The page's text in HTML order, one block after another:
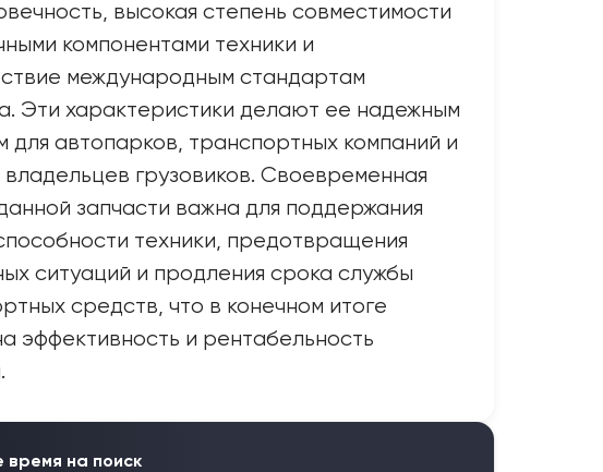
высокая степень совместимости
компонентами техники и
международным стандартам
Эти характеристики делают ее надежным
для автопарков, транспортных компаний и
владельцев грузовиков. Своевременная
запчасти важна для поддержания
техники, предотвращения
ситуаций и продления срока службы
средств, что в конечном итоге
эффективность и рентабельность
время на поиск